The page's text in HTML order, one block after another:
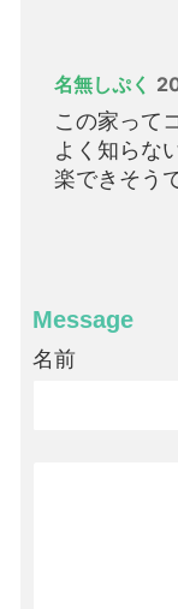
名無しぷく
この家って
よく知らな
楽できそう
Message
名前